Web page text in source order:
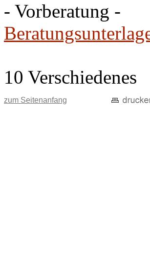
- Vorberatung -
10 Verschiedenes
zum Seitenanfang